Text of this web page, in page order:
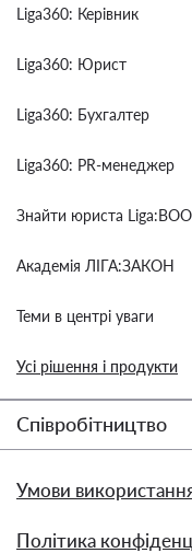
Liga360: Керівник
Liga360: Юрист
Liga360: Бухгалтер
Liga360: PR-менеджер
Знайти юриста
Академія ЛІГА:ЗАКОН
Теми в центрі уваги
Усі рішення і продукти
Співробітництво
Умови
Політика